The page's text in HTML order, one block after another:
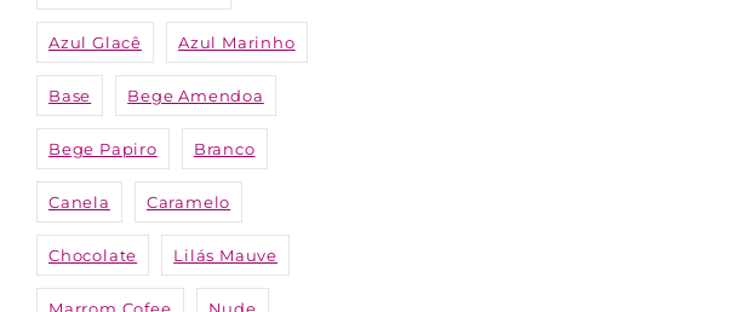
Azul Glacê Azul Marinho
Base Bege Amendoa
Bege Papiro Branco
Canela Caramelo
Chocolate Lilás Mauve
Marrom Cofee Nude